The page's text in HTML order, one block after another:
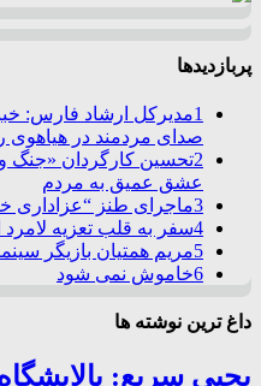
پربازدیدها
1مدیرکل ارشاد فارس:
صدای مردمند در هیاهوی
2تحسین کارگردان «جنگ و
عشق عمیق به مردم
3ماجرای طنز “عزاداری
4سفر به قلب تعزیه لامرد از نگاه ۱۳
5مریم همتیان بازیگر
6خاموش نمی شود
داغ ترین نوشته ها
یحیی سریع: